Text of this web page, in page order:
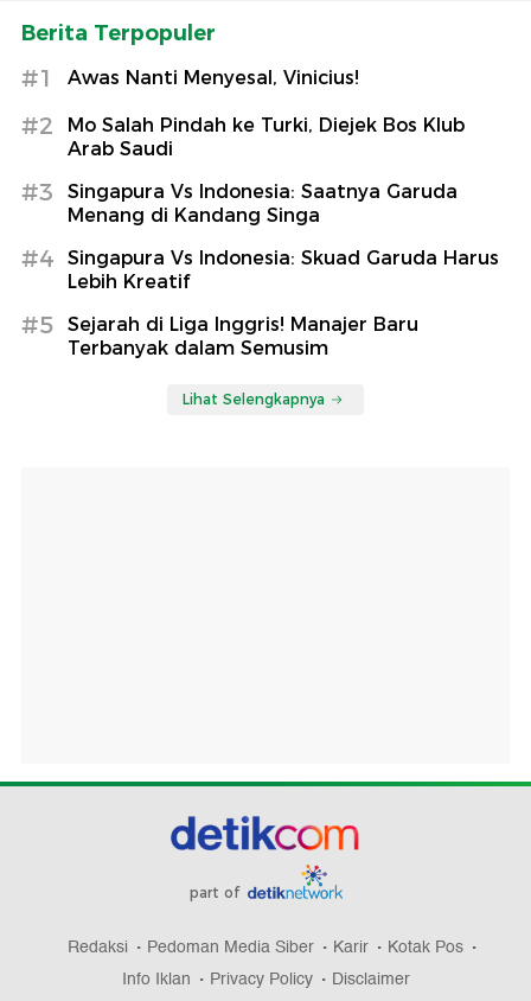
Berita Terpopuler
#1 Awas Nanti Menyesal, Vinicius!
#2
Mo Salah Pindah ke Turki, Diejek Bos Klub
Arab Saudi
#3
Singapura Vs Indonesia: Saatnya Garuda
Menang di Kandang Singa
#4
Singapura Vs Indonesia: Skuad Garuda Harus
Lebih Kreatif
#5
Sejarah di Liga Inggris! Manajer Baru
Terbanyak dalam Semusim
Lihat Selengkapnya
part of
Redaksi Pedoman Media Siber Karir
Kotak Pos
Info Iklan
Privacy Policy Disclaimer